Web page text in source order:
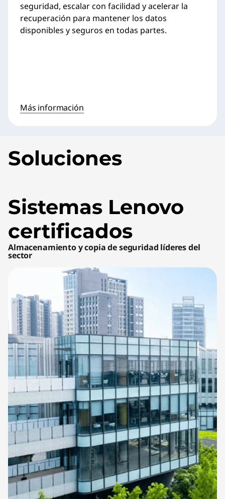
seguridad, escalar con facilidad y acelerar la
recuperación para mantener los datos
disponibles y seguros en todas partes.
Más información
Soluciones
Sistemas Lenovo
certificados
Almacenamiento y copia de seguridad líderes del
sector